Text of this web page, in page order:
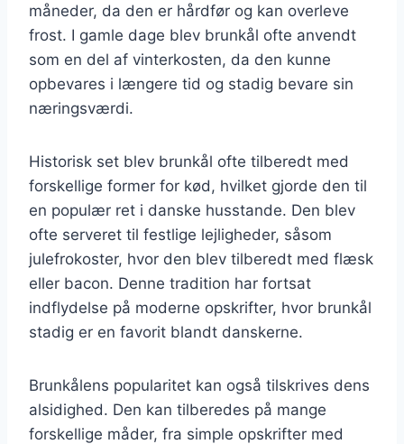
måneder, da den er hårdfør og kan overleve
frost. I gamle dage blev brunkål ofte anvendt
som en del af vinterkosten, da den kunne
opbevares i længere tid og stadig bevare sin
næringsværdi.
Historisk set blev brunkål ofte tilberedt med
forskellige former for kød, hvilket gjorde den til
en populær ret i danske husstande. Den blev
ofte serveret til festlige lejligheder, såsom
julefrokoster, hvor den blev tilberedt med flæsk
eller bacon. Denne tradition har fortsat
indflydelse på moderne opskrifter, hvor brunkål
stadig er en favorit blandt danskerne.
Brunkålens popularitet kan også tilskrives dens
alsidighed. Den kan tilberedes på mange
forskellige måder, fra simple opskrifter med